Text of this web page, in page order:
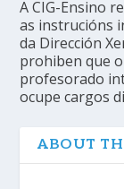
A CIG-Ensino
as instrucións
da Dirección
prohiben que o
profesorado
ocupe cargos
ABOUT